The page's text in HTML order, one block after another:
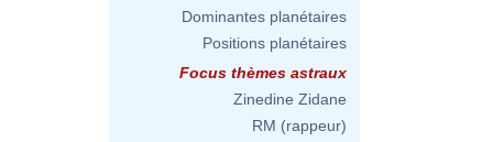
Dominantes planétaires
Positions planétaires
Focus thèmes astraux
Zinedine Zidane
RM (rappeur)